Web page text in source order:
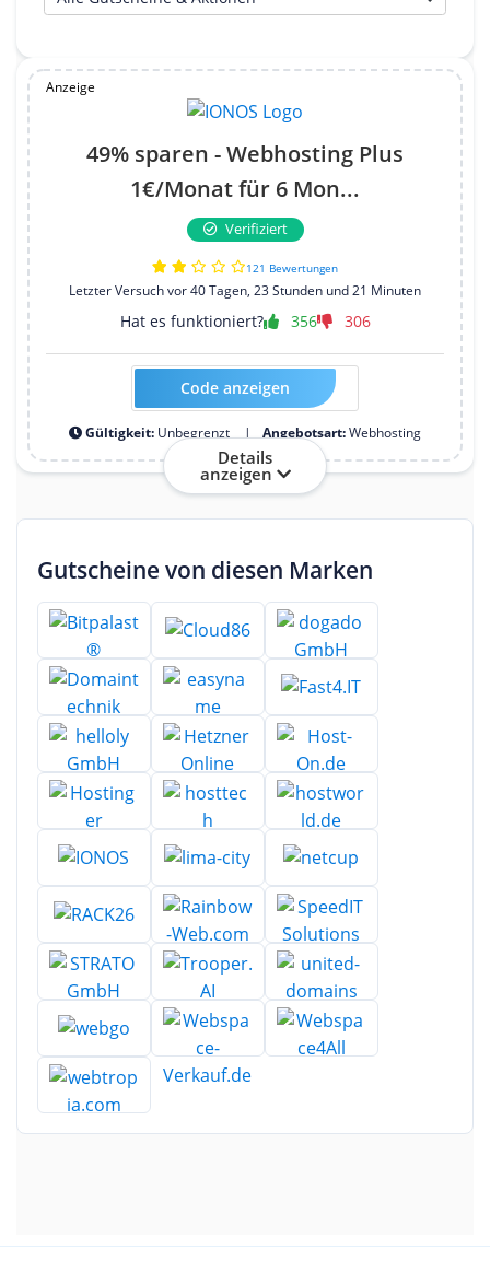
49% sparen - Webhosting Plus
1€/Monat für 6 Mon...
Verifiziert
121 Bewertungen
Letzter Versuch vor 40 Tagen, 23 Stunden und 21 Minuten
Hat es funktioniert? 356 306
Anzeige
Kein Code erforderlich
Code anzeigen
Gültigkeit: Unbegrenzt Angebotsart:Webhosting
Details
anzeigen
Gutscheine von diesen Marken